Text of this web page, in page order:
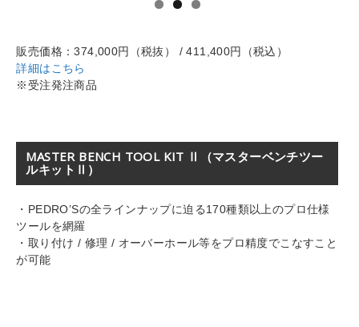
販売価格：374,000円（税抜） / 411,400円（税込）
詳細はこちら
※受注発注商品
MASTER BENCH TOOL KIT Ⅱ（マスターベンチツー
ルキットⅡ）
・PEDRO’Sの全ラインナップに迫る170種類以上のプロ仕様
ツールを網羅
・取り付け / 修理 / オーバーホール等をプロ精度でこなすこと
が可能